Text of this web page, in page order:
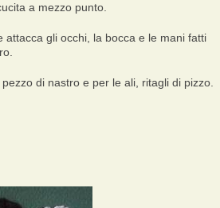
a mezzo punto.
attacca gli occhi, la bocca e le mani fatti
di nastro e per le ali, ritagli di pizzo.